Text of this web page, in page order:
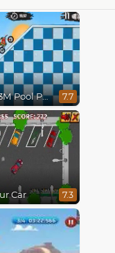
Moto X3M Pool Party 7.7
Car 7.3